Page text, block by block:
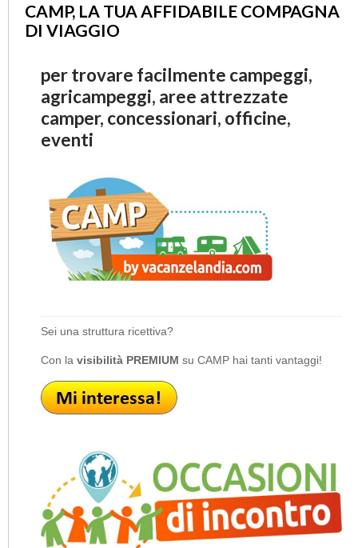
CAMP, LA TUA AFFIDABILE COMPAGNA
DI VIAGGIO
per trovare facilmente campeggi,
agricampeggi, aree attrezzate
camper, concessionari, officine,
eventi
Sei una struttura ricettiva?
Con la visibilità PREMIUM su CAMP hai tanti vantaggi!